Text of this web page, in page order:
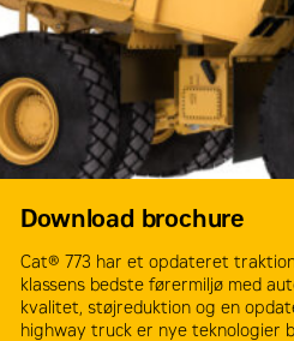
Download brochure
Cat® 773 har et opdateret
klassens bedste førermiljø med
kvalitet, støjreduktion og en
highway truck er nye teknologier